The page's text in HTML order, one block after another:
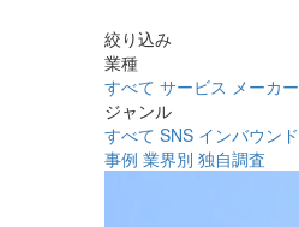
絞り込み
業種
すべて サービス メーカー
ジャンル
すべて SNS インバウンド
事例 業界別 独自調査